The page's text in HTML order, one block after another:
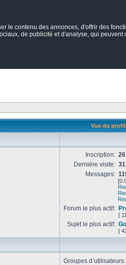
le contenu des annonces, d'offrir des
de publicité et d'analyse, qui
Vue du profil
Inscription:
Dernière visite:
Messages:
Forum le plus actif:
[
Sujet le plus actif:
[
Groupes d’utilisateurs: